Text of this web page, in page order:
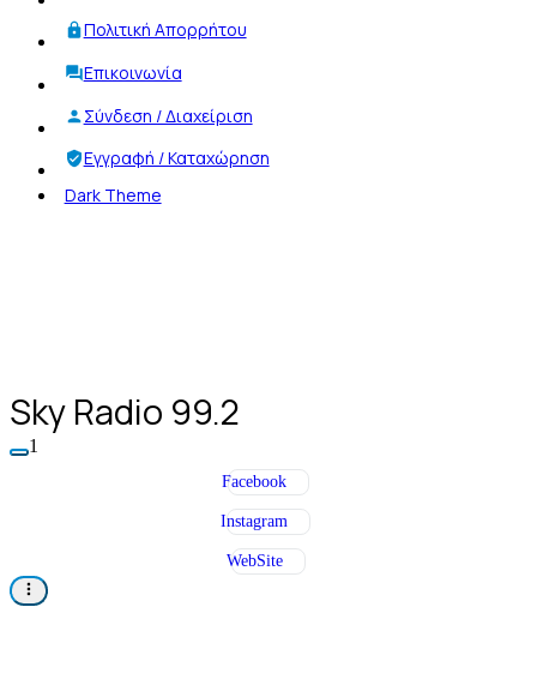
Πολιτική Απορρήτου
Επικοινωνία
Σύνδεση / Διαχείριση
Εγγραφή / Καταχώρηση
Dark Theme
Sky Radio 99.2
1
Facebook
Instagram
WebSite